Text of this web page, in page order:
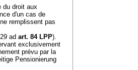
du droit aux
d'un cas de
remplissent pas
ad art. 84 LPP).
exclusivement
prévu par la
Pensionierung